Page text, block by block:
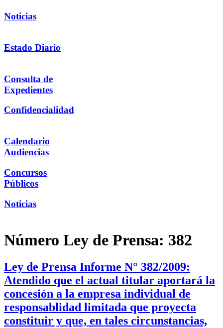
Noticias
Estado Diario
Consulta de
Expedientes
Confidencialidad
Calendario
Audiencias
Concursos
Públicos
Noticias
Número Ley de Prensa: 382
Ley de Prensa Informe N° 382/2009:
Atendido que el actual titular aportará la
concesión a la empresa individual de
responsablidad limitada que proyecta
constituir y que, en tales circunstancias,